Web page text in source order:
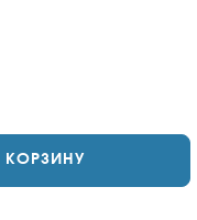
КОРЗИНУ